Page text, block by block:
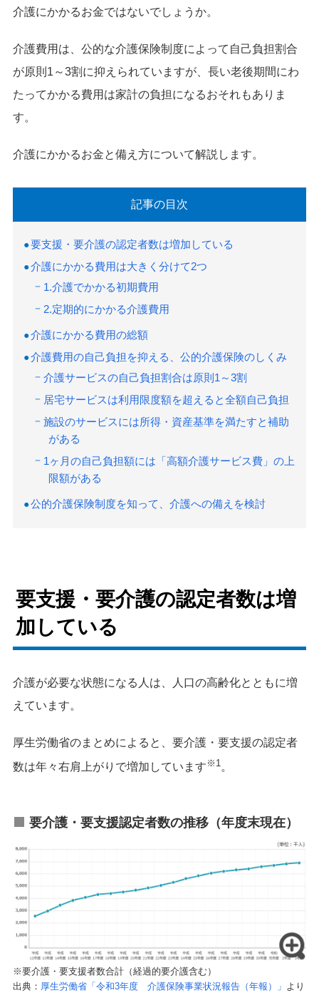
介護にかかるお金ではないでしょうか。
介護費用は、公的な介護保険制度によって自己負担割合
が原則1～3割に抑えられていますが、長い老後期間にわ
たってかかる費用は家計の負担になるおそれもありま
す。
介護にかかるお金と備え方について解説します。
記事の目次
要支援・要介護の認定者数は増加している
介護にかかる費用は大きく分けて2つ
1.介護でかかる初期費用
2.定期的にかかる介護費用
介護にかかる費用の総額
介護費用の自己負担を抑える、公的介護保険のしくみ
介護サービスの自己負担割合は原則1～3割
居宅サービスは利用限度額を超えると全額自己負担
施設のサービスには所得・資産基準を満たすと補助
がある
1ヶ月の自己負担額には「高額介護サービス費」の上
限額がある
公的介護保険制度を知って、介護への備えを検討
要支援・要介護の認定者数は増
加している
介護が必要な状態になる人は、人口の高齢化とともに増
えています。
厚生労働省のまとめによると、要介護・要支援の認定者
数は年々右肩上がりで増加しています ※1 。
要介護・要支援認定者数の推移（年度末現在）
※要介護・要支援者数合計（経過的要介護含む）
出典： 厚生労働省「令和3年度 介護保険事業状況報告（年報）」 より